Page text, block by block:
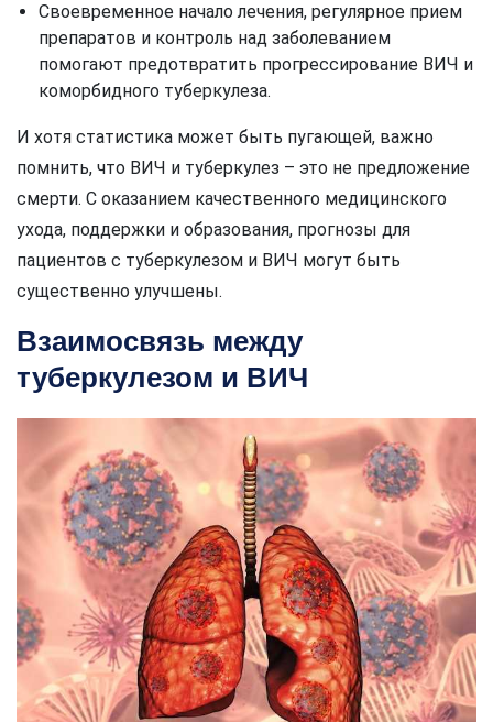
Своевременное начало лечения, регулярное прием
препаратов и контроль над заболеванием
помогают предотвратить прогрессирование ВИЧ и
коморбидного туберкулеза.
И хотя статистика может быть пугающей, важно
помнить, что ВИЧ и туберкулез – это не предложение
смерти. С оказанием качественного медицинского
ухода, поддержки и образования, прогнозы для
пациентов с туберкулезом и ВИЧ могут быть
существенно улучшены.
Взаимосвязь между
туберкулезом и ВИЧ